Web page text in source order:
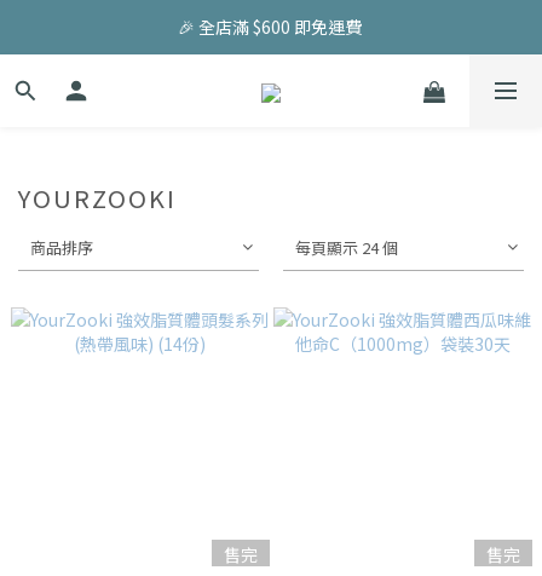
🎉 全店滿 $600 即免運費
YOURZOOKI
商品排序 每頁顯示 24 個
售完
售完